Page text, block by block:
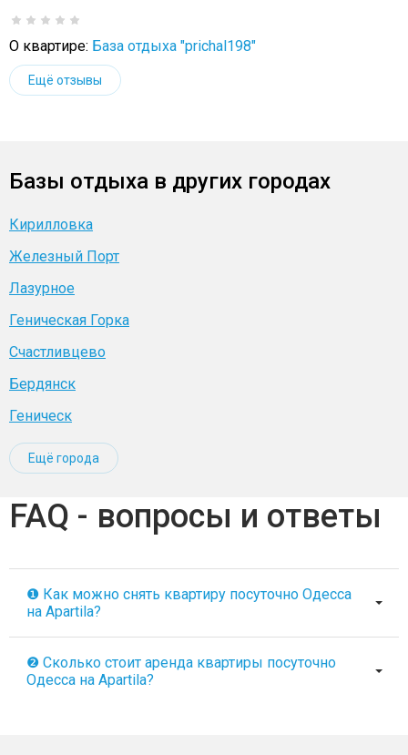
О квартире: База отдыха "prichal198"
Ещё отзывы
Базы отдыха в других городах
Кирилловка
Железный Порт
Лазурное
Геническая Горка
Счастливцево
Бердянск
Геническ
Ещё города
FAQ - вопросы и ответы
❶ Как можно снять квартиру посуточно Одесса
на Apartila?
❷ Сколько стоит аренда квартиры посуточно
Одесса на Apartila?